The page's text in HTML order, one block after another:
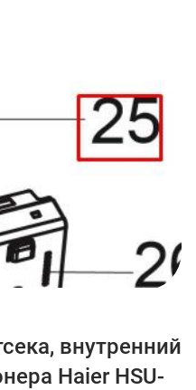
внутренний
Haier HSU-